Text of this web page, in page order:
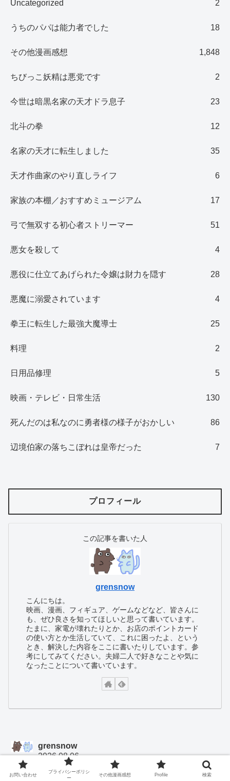
Uncategorized 2
うちのパパは能力者でした 18
その他漫画感想 1,848
ちびっこ妖精は悪党です 2
今世は暗黒名家の天才ドラ息子 23
北斗の拳 12
名家の天才に転生しました 35
天才作曲家のやり直しライフ 6
家族の本棚／おすすめミュージアム 17
弓で無双する初心者ストリーマー 51
悪女を殺して 4
悪役に仕立てあげられた令嬢は財力を隠す 28
悪魔に溺愛されています 4
拳王に転生した最強大魔導士 25
料理 2
日用品修理 5
映画・テレビ・日常生活 130
死んだのは私なのに勇者様の様子がおかしい 86
辺境伯家の落ちこぼれは皇帝だった 7
プロフィール
この記事を書いた人
grensnow
こんにちは。
映画、漫画、フィギュア、ゲームなどなど、皆さんに
も、ぜひ良さを知ってほしいと思って書いています。
たまに、家電が壊れたりとか、お店のポイントカード
の使い方とか生活していて、これに困ったよ、という
とき、解決した内容をここに書いたりしています。参
考にしてみてください。夫婦二人で好きなことや気に
なったことについて書いています。
grensnow
2026.08.06
エテさん、コメントありがとうございます！真冬から連日更
お問い合わせ
プライバシーポリシ
ー
その他漫画感想 Profile 検索